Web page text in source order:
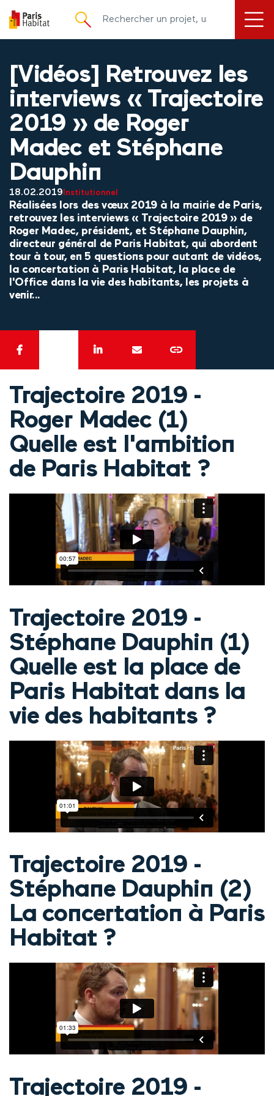
principal
[Vidéos] Retrouvez les
interviews « Trajectoire
2019 » de Roger
Madec et Stéphane
Dauphin
18.02.2019 Institutionnel
​Réalisées lors des vœux 2019 à la mairie de Paris,
retrouvez les interviews « Trajectoire 2019 » de
Roger Madec, président, et Stéphane Dauphin,
directeur général de Paris Habitat, qui abordent
tour à tour, en 5 questions pour autant de vidéos,
la concertation à Paris Habitat, la place de
l'Office dans la vie des habitants, les projets à
venir...
Trajectoire 2019 -
Roger Madec (1)
Quelle est l'ambition
de Paris Habitat ?
Trajectoire 2019 -
Stéphane Dauphin (1)
Quelle est la place de
Paris Habitat dans la
vie des habitants ?
Trajectoire 2019 -
Stéphane Dauphin (2)
La concertation à Paris
Habitat ?
Trajectoire 2019 -